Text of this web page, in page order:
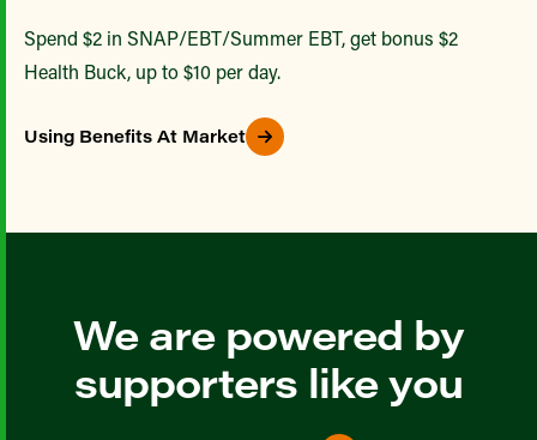
Spend $2 in SNAP/EBT/Summer EBT, get bonus $2
Health Buck, up to $10 per day.
Using Benefits At Market
We are powered by
supporters like you